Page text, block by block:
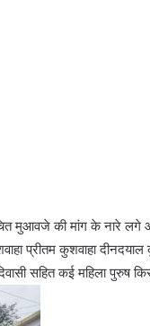
मुआवजे की मांग के नारे लगे
प्रीतम कुशवाहा
सहित कई महिला पुरुष